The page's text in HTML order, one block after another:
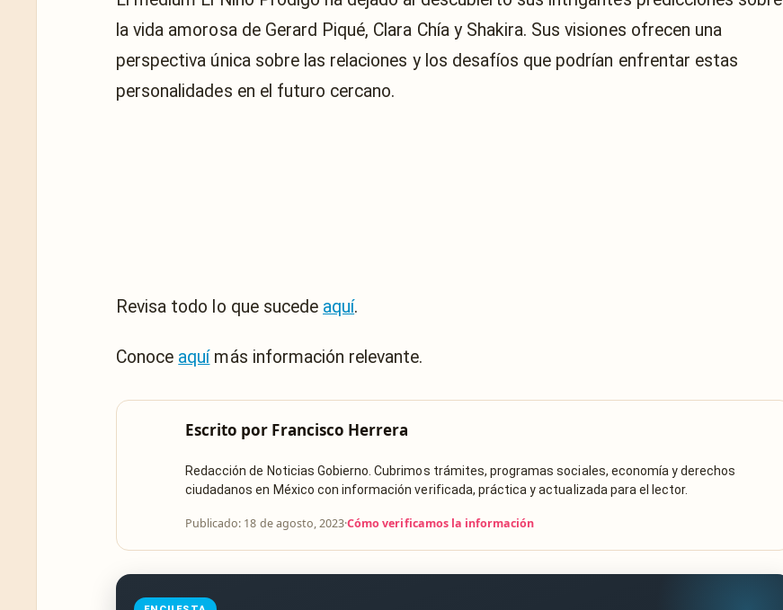
la vida amorosa de Gerard Piqué, Clara Chía y Shakira. Sus visiones ofrecen una
perspectiva única sobre las relaciones y los desafíos que podrían enfrentar estas
personalidades en el futuro cercano.
Revisa todo lo que sucede aquí.
Conoce aquímás información relevante.
Escrito por Francisco Herrera
Redacción de Noticias Gobierno. Cubrimos trámites, programas sociales, economía y derechos
ciudadanos en México con información verificada, práctica y actualizada para el lector.
Publicado: 18 de agosto, 2023·Cómo verificamos la información